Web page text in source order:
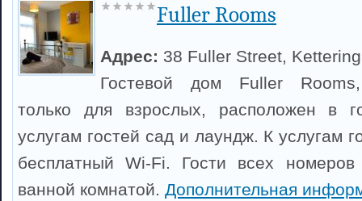
Fuller Rooms
Адрес: 38 Fuller Street, Kettering
Гостевой дом Fuller Rooms,
только для взрослых, расположен в
услугам гостей сад и лаундж. К услугам
бесплатный Wi-Fi. Гости всех
ванной комнатой. Дополнительная